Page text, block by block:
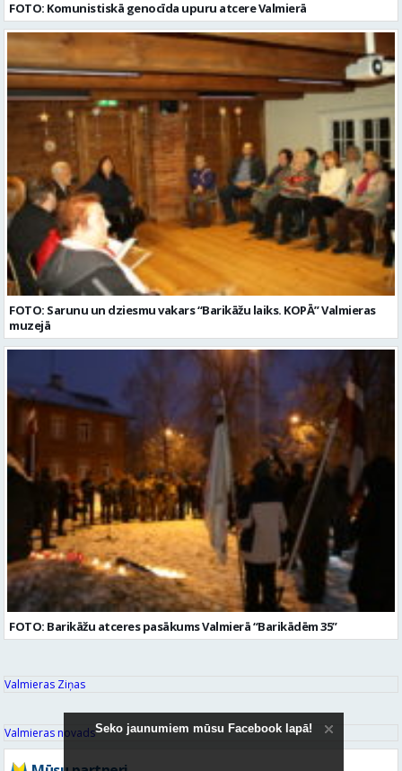
FOTO: Komunistiskā genocīda upuru atcere Valmierā
FOTO: Sarunu un dziesmu vakars “Barikāžu laiks. KOPĀ” Valmieras
muzejā
FOTO: Barikāžu atceres pasākums Valmierā “Barikādēm 35”
Valmieras Ziņas
Valmieras novadsSeko jaunumiem mūsu Facebook lapā!